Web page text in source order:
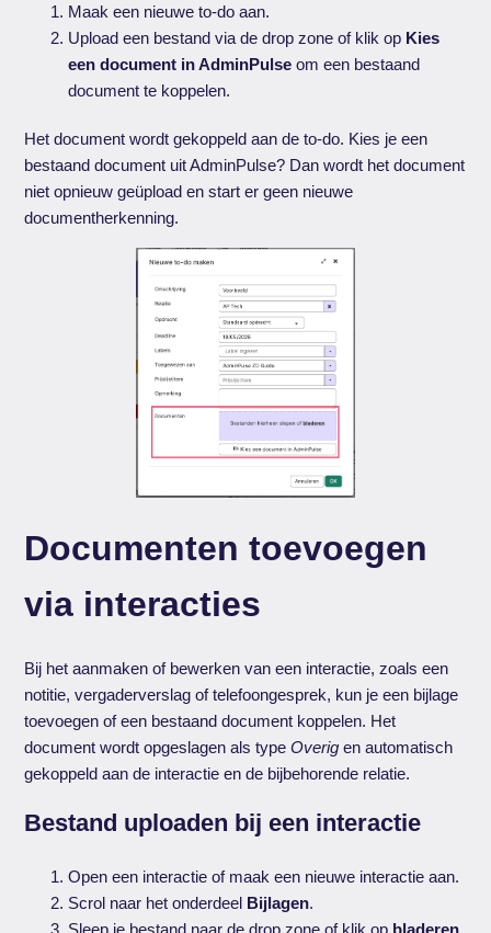
Maak een nieuwe to-do aan.
Upload een bestand via de drop zone of klik op Kies
een document in AdminPulse om een bestaand
document te koppelen.
Het document wordt gekoppeld aan de to-do. Kies je een
bestaand document uit AdminPulse? Dan wordt het document
niet opnieuw geüpload en start er geen nieuwe
documentherkenning.
Documenten toevoegen
via interacties
Bij het aanmaken of bewerken van een interactie, zoals een
notitie, vergaderverslag of telefoongesprek, kun je een bijlage
toevoegen of een bestaand document koppelen. Het
document wordt opgeslagen als typeOverig en automatisch
gekoppeld aan de interactie en de bijbehorende relatie.
Bestand uploaden bij een interactie
Open een interactie of maak een nieuwe interactie aan.
Scrol naar het onderdeel Bijlagen.